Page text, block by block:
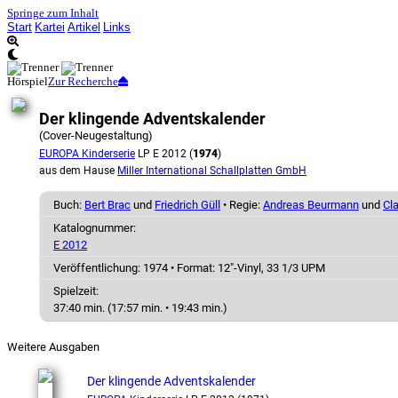
Springe zum Inhalt
Start Kartei Artikel Links
HörspielZur Recherche
Der klingende Adventskalender
(Cover-Neugestaltung)
EUROPA Kinderserie LP E 2012 (1974)
aus dem Hause Miller International Schallplatten GmbH
Buch: Bert Brac und Friedrich Güll • Regie: Andreas Beurmann und
Katalognummer:
E 2012
Veröffentlichung: 1974 • Format: 12"-Vinyl, 33 1/3 UPM
Spielzeit:
37:40 min. (17:57 min. • 19:43 min.)
Weitere Ausgaben
Der klingende Adventskalender